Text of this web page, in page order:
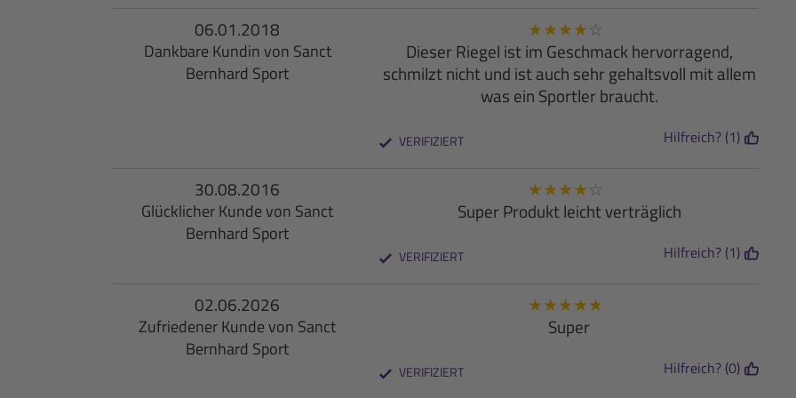
06.01.2018
Dankbare Kundin von Sanct
Bernhard Sport
★★★★ ☆
Dieser Riegel ist im Geschmack hervorragend,
schmilzt nicht und ist auch sehr gehaltsvoll mit allem
was ein Sportler braucht.
VERIFIZIERT Hilfreich? (1)
30.08.2016
Glücklicher Kunde von Sanct
Bernhard Sport
★★★★ ☆
Super Produkt leicht verträglich
VERIFIZIERT Hilfreich? (1)
02.06.2026
Zufriedener Kunde von Sanct
Bernhard Sport
★★★★★
Super
VERIFIZIERT Hilfreich? (0)